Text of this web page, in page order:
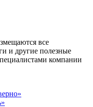
все
и другие полезные
компании